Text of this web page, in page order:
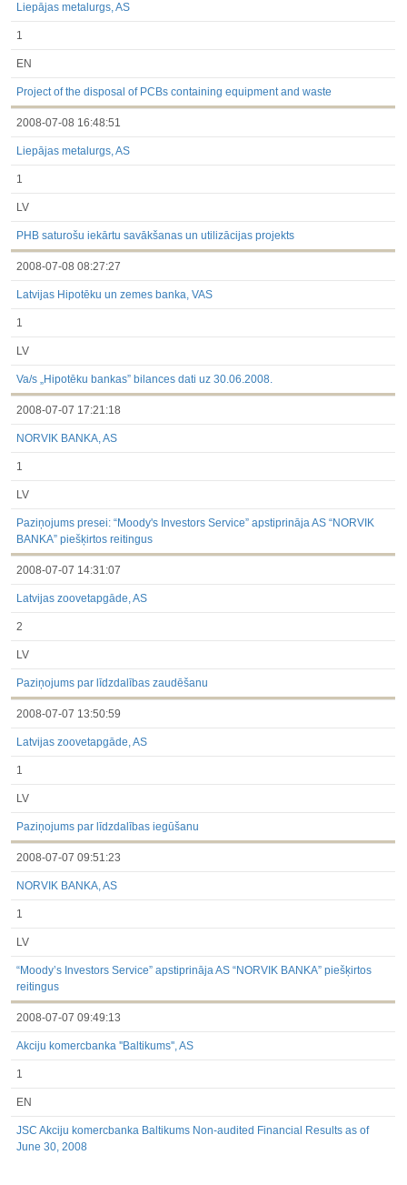
Liepājas metalurgs, AS
1
EN
Project of the disposal of PCBs containing equipment and waste
2008-07-08 16:48:51
Liepājas metalurgs, AS
1
LV
PHB saturošu iekārtu savākšanas un utilizācijas projekts
2008-07-08 08:27:27
Latvijas Hipotēku un zemes banka, VAS
1
LV
Va/s „Hipotēku bankas” bilances dati uz 30.06.2008.
2008-07-07 17:21:18
NORVIK BANKA, AS
1
LV
Paziņojums presei: “Moody's Investors Service” apstiprināja AS “NORVIK
BANKA” piešķirtos reitingus
2008-07-07 14:31:07
Latvijas zoovetapgāde, AS
2
LV
Paziņojums par līdzdalības zaudēšanu
2008-07-07 13:50:59
Latvijas zoovetapgāde, AS
1
LV
Paziņojums par līdzdalības iegūšanu
2008-07-07 09:51:23
NORVIK BANKA, AS
1
LV
“Moody’s Investors Service” apstiprināja AS “NORVIK BANKA” piešķirtos
reitingus
2008-07-07 09:49:13
Akciju komercbanka ''Baltikums'', AS
1
EN
JSC Akciju komercbanka Baltikums Non-audited Financial Results as of
June 30, 2008